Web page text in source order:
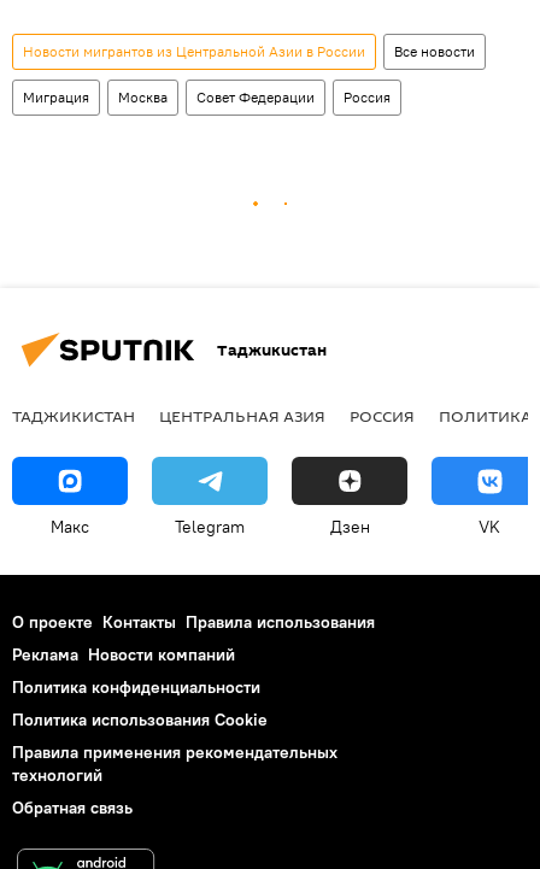
Новости мигрантов из Центральной Азии в России Все новости
Миграция Москва Совет Федерации Россия
Таджикистан
ТАДЖИКИСТАН ЦЕНТРАЛЬНАЯ АЗИЯ РОССИЯ ПОЛИТИКА
Макс Telegram Дзен VK
О проекте Контакты Правила использования
Реклама Новости компаний
Политика конфиденциальности
Политика использования Cookie
Правила применения рекомендательных
технологий
Обратная связь